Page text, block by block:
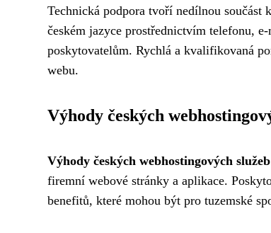
Technická podpora tvoří nedílnou
českém jazyce prostřednictvím telefonu,
poskytovatelům. Rychlá a kvalifikovaná
webu.
Výhody českých
Výhody českých webhostingových
firemní webové stránky a aplikace.
benefitů, které mohou být pro tuzemské